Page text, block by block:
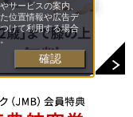
サービスの案内、
位置情報や広告デ
けて利用する場合
確認